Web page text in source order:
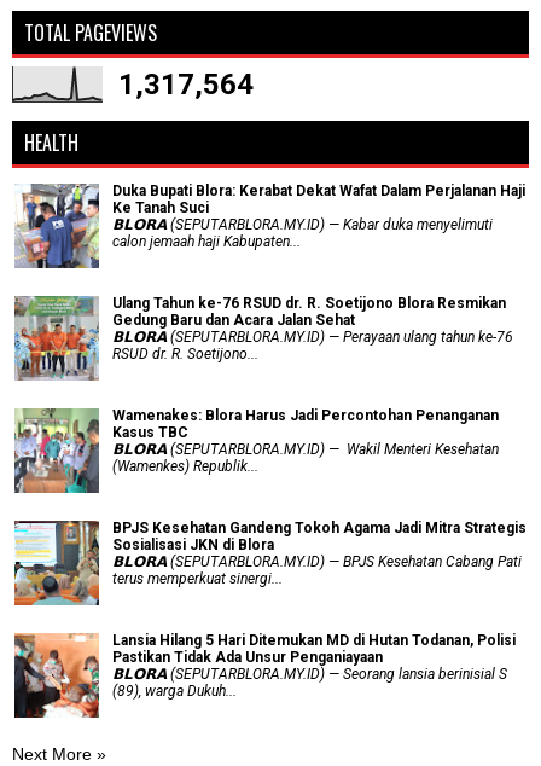
TOTAL PAGEVIEWS
1,317,564
HEALTH
Duka Bupati Blora: Kerabat Dekat Wafat Dalam Perjalanan Haji
Ke Tanah Suci
𝗕𝗟𝗢𝗥𝗔 (SEPUTARBLORA.MY.ID) — Kabar duka menyelimuti
calon jemaah haji Kabupaten...
Ulang Tahun ke-76 RSUD dr. R. Soetijono Blora Resmikan
Gedung Baru dan Acara Jalan Sehat
𝗕𝗟𝗢𝗥𝗔 (SEPUTARBLORA.MY.ID) — Perayaan ulang tahun ke-76
RSUD dr. R. Soetijono...
Wamenakes: Blora Harus Jadi Percontohan Penanganan
Kasus TBC
𝗕𝗟𝗢𝗥𝗔 (SEPUTARBLORA.MY.ID) — Wakil Menteri Kesehatan
(Wamenkes) Republik...
BPJS Kesehatan Gandeng Tokoh Agama Jadi Mitra Strategis
Sosialisasi JKN di Blora
𝗕𝗟𝗢𝗥𝗔 (SEPUTARBLORA.MY.ID) — BPJS Kesehatan Cabang Pati
terus memperkuat sinergi...
Lansia Hilang 5 Hari Ditemukan MD di Hutan Todanan, Polisi
Pastikan Tidak Ada Unsur Penganiayaan
𝗕𝗟𝗢𝗥𝗔 (SEPUTARBLORA.MY.ID) — Seorang lansia berinisial S
(89), warga Dukuh...
Next More »